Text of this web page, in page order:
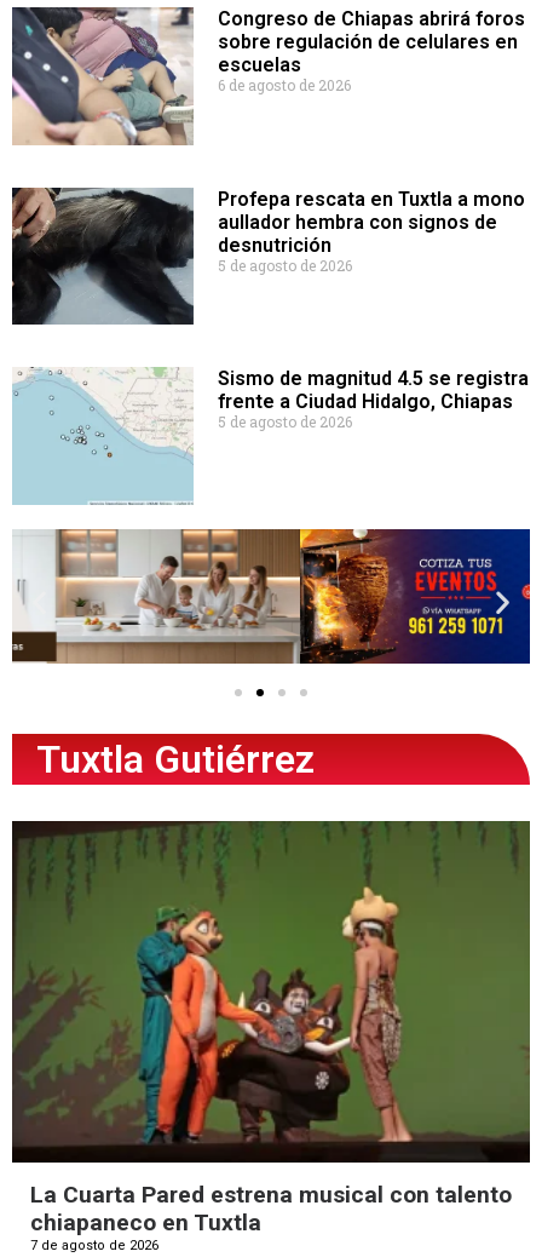
Congreso de Chiapas abrirá foros
sobre regulación de celulares en
escuelas
6 de agosto de 2026
Profepa rescata en Tuxtla a mono
aullador hembra con signos de
desnutrición
5 de agosto de 2026
Sismo de magnitud 4.5 se registra
frente a Ciudad Hidalgo, Chiapas
5 de agosto de 2026
Tuxtla Gutiérrez
La Cuarta Pared estrena musical con talento
chiapaneco en Tuxtla
7 de agosto de 2026